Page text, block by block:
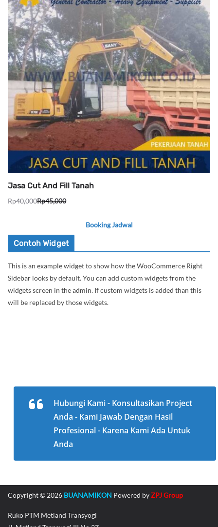
Jasa Cut And Fill Tanah
Rp45,000
Harga
Rp45,000.
Rp40,000
Harga
adalah:
Rp40,000.
Booking Jadwal
Contoh Widget
This is an example widget to show how the WooCommerce Right
Sidebar looks by default. You can add custom widgets from the
widgets screen in the admin. If custom widgets is added than this
will be replaced by those widgets.
Hubungi Kami - Konsultasikan Project
Anda - Kami Jawab Dengan Hasil
Profesional - Karena Kami Ada Untuk
Anda
Copyright © 2026 BUANAMIKON Powered byZPJ Group
Ruko PTM Metland Transyogi